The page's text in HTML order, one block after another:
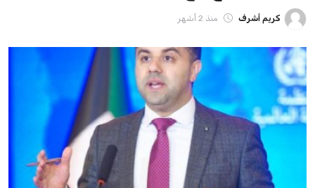
عرب وعالم
اقتصاد
اخبار الرياضة
منوعات
فن وثقافة
كريم أشرف منذ 2 أشهر